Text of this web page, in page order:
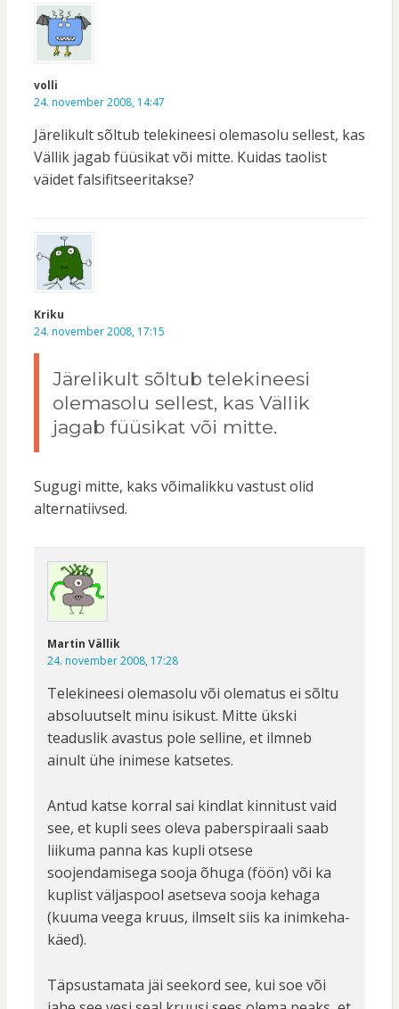
volli
24. november 2008, 14:47
Järelikult sõltub telekineesi olemasolu sellest, kas
Vällik jagab füüsikat või mitte. Kuidas taolist
väidet falsifitseeritakse?
Kriku
24. november 2008, 17:15
Järelikult sõltub telekineesi
olemasolu sellest, kas Vällik
jagab füüsikat või mitte.
Sugugi mitte, kaks võimalikku vastust olid
alternatiivsed.
Martin Vällik
24. november 2008, 17:28
Telekineesi olemasolu või olematus ei sõltu
absoluutselt minu isikust. Mitte ükski
teaduslik avastus pole selline, et ilmneb
ainult ühe inimese katsetes.
Antud katse korral sai kindlat kinnitust vaid
see, et kupli sees oleva paberspiraali saab
liikuma panna kas kupli otsese
soojendamisega sooja õhuga (föön) või ka
kuplist väljaspool asetseva sooja kehaga
(kuuma veega kruus, ilmselt siis ka inimkeha-
käed).
Täpsustamata jäi seekord see, kui soe või